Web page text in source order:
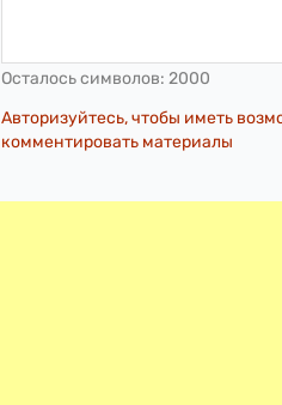
Осталось символов: 2000
Авторизуйтесь, чтобы иметь
комментировать материалы